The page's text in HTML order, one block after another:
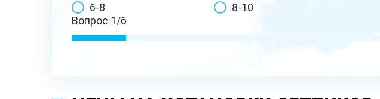
6-8
8-10
Вопрос 1/6